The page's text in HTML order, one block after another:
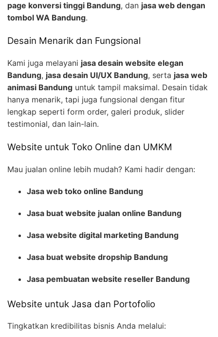
page konversi tinggi Bandung, dan jasa web dengan
tombol WA Bandung.
Desain Menarik dan Fungsional
Kami juga melayani jasa desain website elegan
Bandung, jasa desain UI/UX Bandung, serta jasa web
animasi Bandung untuk tampil maksimal. Desain tidak
hanya menarik, tapi juga fungsional dengan fitur
lengkap seperti form order, galeri produk, slider
testimonial, dan lain-lain.
Website untuk Toko Online dan UMKM
Mau jualan online lebih mudah? Kami hadir dengan:
Jasa web toko online Bandung
Jasa buat website jualan online Bandung
Jasa website digital marketing Bandung
Jasa buat website dropship Bandung
Jasa pembuatan website reseller Bandung
Website untuk Jasa dan Portofolio
Tingkatkan kredibilitas bisnis Anda melalui: